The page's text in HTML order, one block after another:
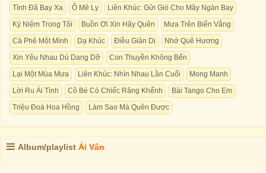
Tình Đã Bay Xa Ô Mê Ly
Liên Khúc: Gửi Gió Cho Mây Ngàn Bay
Kỷ Niệm Trong Tôi
Buồn Ơi Xin Hãy Quên
Mưa Trên Biển Vắng
Cà Phê Một Mình
Dạ Khúc Điều Giản Dị
Nhớ Quê Hương
Xin Yêu Nhau Dù Dang Dỡ
Con Thuyền Không Bến
Lại Một Mùa Mưa
Liên Khúc: Nhìn Nhau Lần Cuối
Mong Manh
Lời Ru Ái Tình
Cô Bé Có Chiếc Răng Khểnh
Bài Tango Cho Em
Triệu Đoá Hoa Hồng
Làm Sao Mà Quên Được
Album/playlist Ái Vân